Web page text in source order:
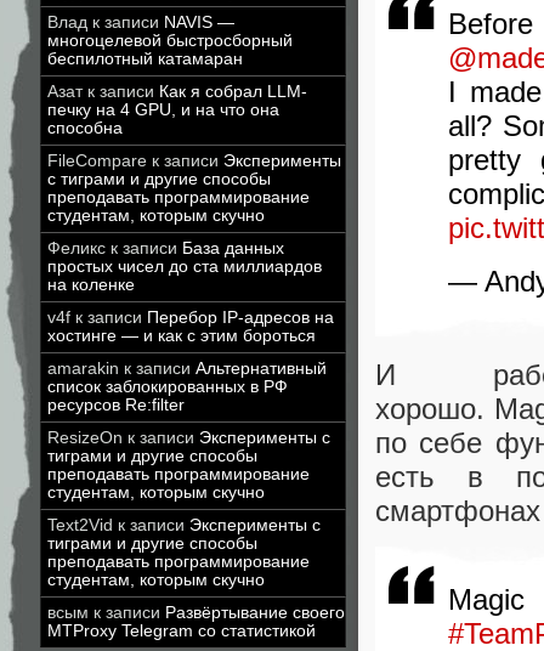
Влад к записи NAVIS —
многоцелевой быстросборный
беспилотный катамаран
Азатк записи Как я собрал LLM-
печку на 4 GPU, и на что она
способна
FileCompare к записи Эксперименты
с тиграми и другие способы
преподавать программирование
студентам, которым скучно
Феликс к записи База данных
простых чисел до ста миллиардов
на коленке
v4f к записи Перебор IP-адресов на
хостинге — и как с этим бороться
amarakin к записи Альтернативный
список заблокированных в РФ
ресурсов Re:filter
ResizeOn к записи Эксперименты с
тиграми и другие способы
преподавать программирование
студентам, которым скучно
Text2Vid к записи Эксперименты с
тиграми и другие способы
преподавать программирование
студентам, которым скучно
всым к записи Развёртывание своего
MTProxy Telegram со статистикой
I
all?
pretty
—
И
хорошо.
по себе
есть в